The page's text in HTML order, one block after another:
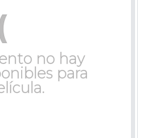
no hay
para